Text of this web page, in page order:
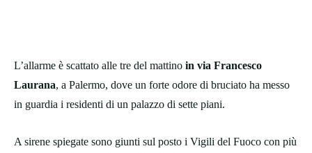
L’allarme è scattato alle tre del mattino in via Francesco
Laurana, a Palermo, dove un forte odore di bruciato ha messo
in guardia i residenti di un palazzo di sette piani.
A sirene spiegate sono giunti sul posto i Vigili del Fuoco con più